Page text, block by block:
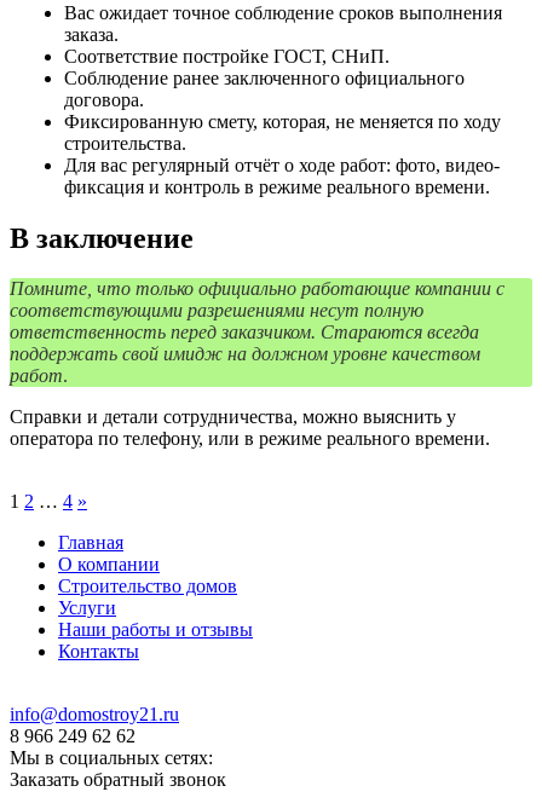
Вас ожидает точное соблюдение сроков выполнения
заказа.
Соответствие постройке ГОСТ, СНиП.
Соблюдение ранее заключенного официального
договора.
Фиксированную смету, которая, не меняется по ходу
строительства.
Для вас регулярный отчёт о ходе работ: фото, видео-
фиксация и контроль в режиме реального времени.
В заключение
Помните, что только официально работающие компании с
соответствующими разрешениями несут полную
ответственность перед заказчиком. Стараются всегда
поддержать свой имидж на должном уровне качеством
работ.
Справки и детали сотрудничества, можно выяснить у
оператора по телефону, или в режиме реального времени.
1 2 … 4 »
Главная
О компании
Строительство домов
Услуги
Наши работы и отзывы
Контакты
info@domostroy21.ru
8 966 249 62 62
Мы в социальных сетях:
Заказать обратный звонок